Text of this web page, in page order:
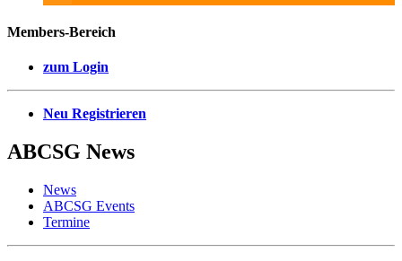
Members-Bereich
zum Login
Neu Registrieren
ABCSG News
News
ABCSG Events
Termine